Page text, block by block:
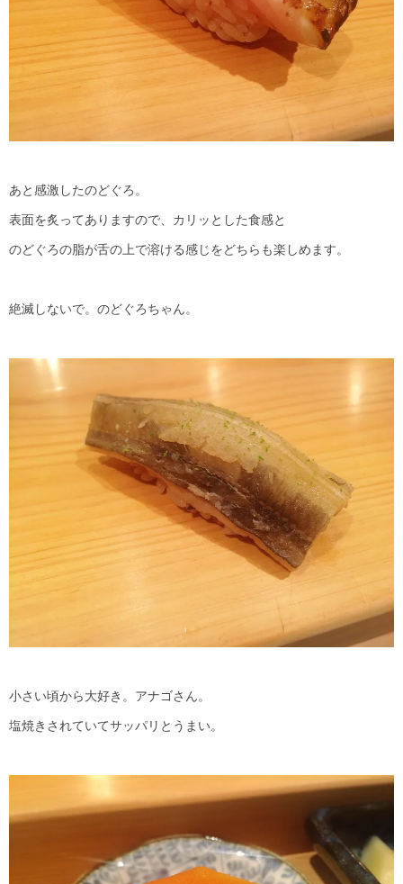
あと感激したのどぐろ。
表面を炙ってありますので、カリッとした食感と
のどぐろの脂が舌の上で溶ける感じをどちらも楽しめます。
絶滅しないで。のどぐろちゃん。
小さい頃から大好き。アナゴさん。
塩焼きされていてサッパリとうまい。